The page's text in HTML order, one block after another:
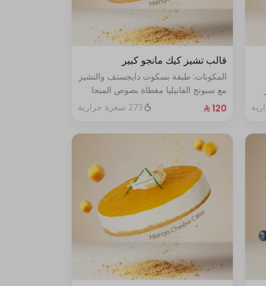
قالب تشيز كيك مانجو كبير
المكونات: طبقة بسكوت دايجستف والتشيز
مع سبونج الفانيليا مغطاة بصوص المنجا
الحجم: كبير يكفي ١٢ اشخاص
273 سعرة حرارية